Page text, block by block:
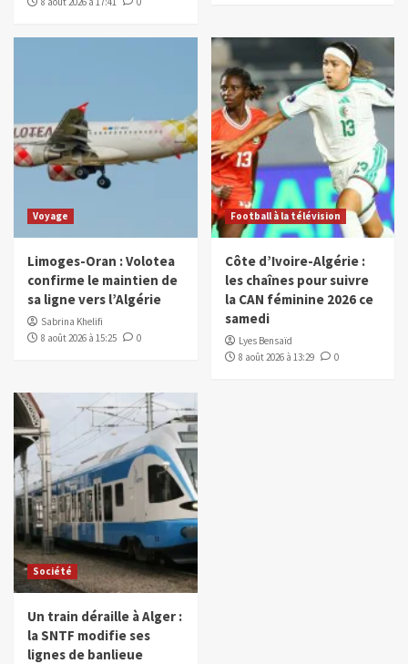
Voyage
Limoges-Oran : Volotea
confirme le maintien de
sa ligne vers l’Algérie
Sabrina Khelifi
8 août 2026 à 15:25
0
Football à la télévision
Côte d’Ivoire-Algérie :
les chaînes pour suivre
la CAN féminine 2026 ce
samedi
Lyes Bensaïd
8 août 2026 à 13:29
0
Société
Un train déraille à Alger :
la SNTF modifie ses
lignes de banlieue